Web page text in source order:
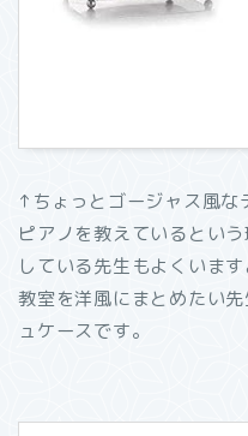
↑ちょっとゴージャス風な
ピアノを教えているとい
している先生もよくいま
教室を洋風にまとめたい
ュケースです。